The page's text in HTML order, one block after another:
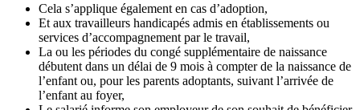
Cela s’applique également en cas d’adoption,
Et aux travailleurs handicapés admis en établissements ou
services d’accompagnement par le travail,
La ou les périodes du congé supplémentaire de naissance
débutent dans un délai de 9 mois à compter de la naissance de
l’enfant ou, pour les parents adoptants, suivant l’arrivée de
l’enfant au foyer,